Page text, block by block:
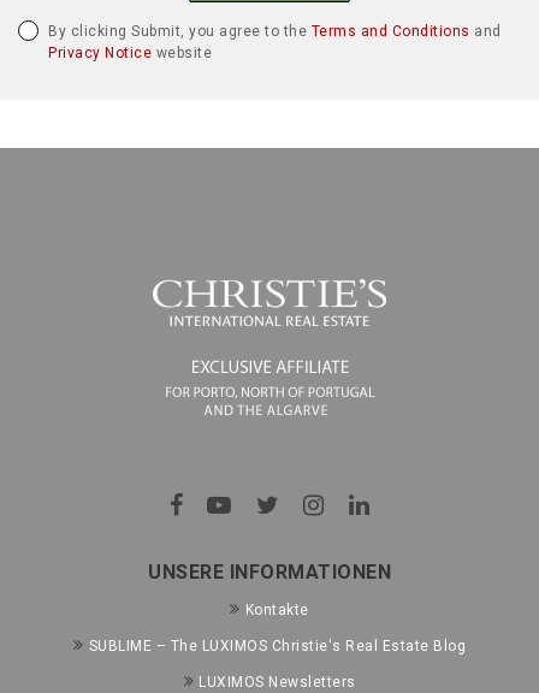
By clicking Submit, you agree to the Terms and Conditions and
Privacy Notice website
UNSERE INFORMATIONEN
Kontakte
SUBLIME – The LUXIMOS Christie's Real Estate Blog
LUXIMOS Newsletters